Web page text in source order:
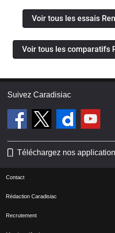
Voir tous les essais
Voir tous les comparatifs
Suivez Caradisiac
Téléchargez nos
Contact
Rédaction Caradisiac
Recrutement